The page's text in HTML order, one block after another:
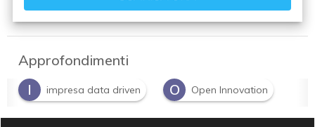
Approfondimenti
I
impresa data driven O Open Innovation